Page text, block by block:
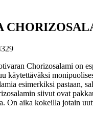
Chorizosalami on
käytettäväksi
esimerkiksi pastaan,
siivut ovat
On aika kokeilla jotain